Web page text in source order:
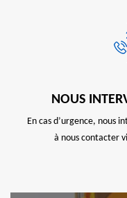
NOUS
En cas d’urgence, nous
à nous contacter